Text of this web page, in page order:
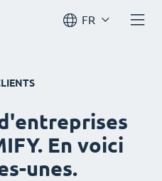
FR
En voici
unes.